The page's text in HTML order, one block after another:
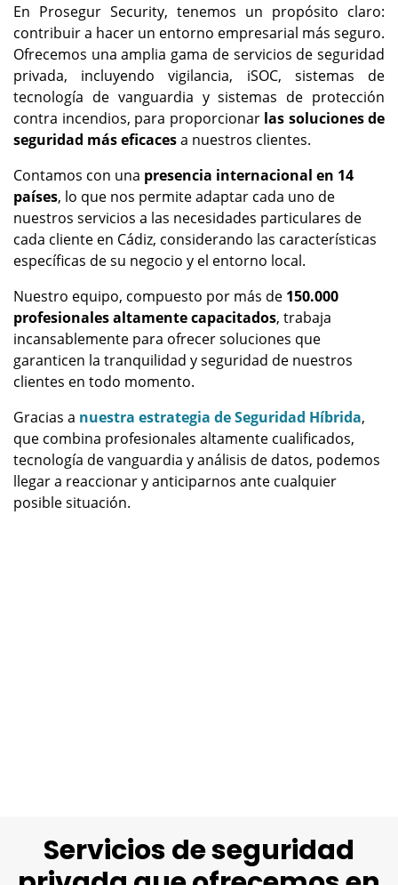
En Prosegur Security, tenemos un propósito claro:
contribuir a hacer un entorno empresarial más seguro.
Ofrecemos una amplia gama de servicios de seguridad
privada, incluyendo vigilancia, iSOC, sistemas de
tecnología de vanguardia y sistemas de protección
contra incendios, para proporcionar las soluciones de
seguridad más eficacesa nuestros clientes.
Contamos con una presencia internacional en 14
países, lo que nos permite adaptar cada uno de
nuestros servicios a las necesidades particulares de
cada cliente en Cádiz, considerando las características
específicas de su negocio y el entorno local.
Nuestro equipo, compuesto por más de 150.000
profesionales altamente capacitados, trabaja
incansablemente para ofrecer soluciones que
garanticen la tranquilidad y seguridad de nuestros
clientes en todo momento.
Gracias a nuestra estrategia de Seguridad Híbrida,
que combina profesionales altamente cualificados,
tecnología de vanguardia y análisis de datos, podemos
llegar a reaccionar y anticiparnos ante cualquier
posible situación.
Servicios de seguridad